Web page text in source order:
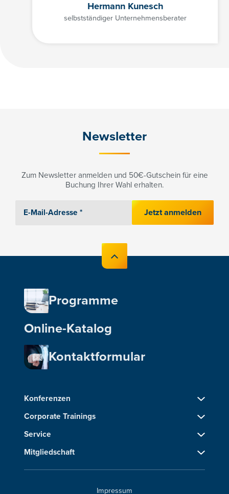
Hermann Kunesch
selbstständiger Unternehmensberater
Newsletter
Zum Newsletter anmelden und 50€-Gutschein für eine
Buchung Ihrer Wahl erhalten.
Jetzt anmelden
Programme
Online-Katalog
Kontaktformular
Konferenzen
Corporate Trainings
Service
Mitgliedschaft
Impressum